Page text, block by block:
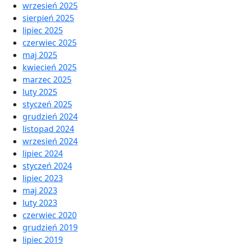
wrzesień 2025
sierpień 2025
lipiec 2025
czerwiec 2025
maj 2025
kwiecień 2025
marzec 2025
luty 2025
styczeń 2025
grudzień 2024
listopad 2024
wrzesień 2024
lipiec 2024
styczeń 2024
lipiec 2023
maj 2023
luty 2023
czerwiec 2020
grudzień 2019
lipiec 2019